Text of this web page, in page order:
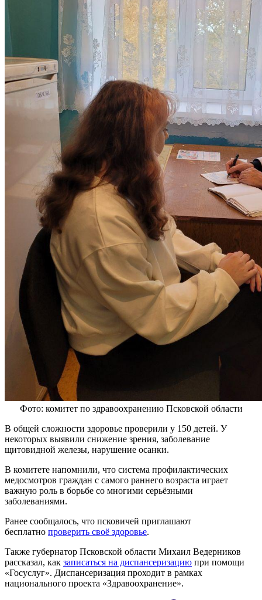
Фото: комитет по здравоохранению Псковской области
В общей сложности здоровье проверили у 150 детей. У
некоторых выявили снижение зрения, заболевание
щитовидной железы, нарушение осанки.
В комитете напомнили, что система профилактических
медосмотров граждан с самого раннего возраста играет
важную роль в борьбе со многими серьёзными
заболеваниями.
Ранее сообщалось, что псковичей приглашают
бесплатно проверить своё здоровье.
Также губернатор Псковской области Михаил Ведерников
рассказал, как записаться на диспансеризацию при помощи
«Госуслуг». Диспансеризация проходит в рамках
национального проекта «Здравоохранение».